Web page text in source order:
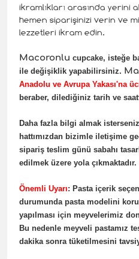
ikramlıkları arasında yerini
hemen siparişinizi verin ve
lezzetleri ikram edin.
Macoronlu cupcake, isteğe
ile değişiklik yapabilirsiniz.
Anadolu ve Avrupa Yakası'na
beraber, dilediğiniz tarih ve
Daha fazla bilgi almak isterseniz
hattımızdan bizimle iletişime
sipariş teslim günü sabahı
edilmek üzere yola çıkmaktadır.
Önemli Uyarı: Pasta içerik
durumunda pasta modelini
yapılması için meyvelerimiz
Bu nedenle meyveli pastamız
dakika sonra tüketilmesini